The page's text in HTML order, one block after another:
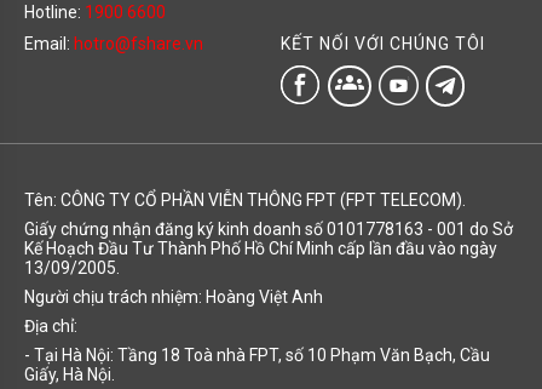
Hotline: 1900 6600
Email: hotro@fshare.vn KẾT NỐI VỚI CHÚNG TÔI
groups
Tên: CÔNG TY CỔ PHẦN VIỄN THÔNG FPT (FPT TELECOM).
Giấy chứng nhận đăng ký kinh doanh số 0101778163 - 001 do Sở
Kế Hoạch Đầu Tư Thành Phố Hồ Chí Minh cấp lần đầu vào ngày
13/09/2005.
Người chịu trách nhiệm: Hoàng Việt Anh
Địa chỉ:
- Tại Hà Nội: Tầng 18 Toà nhà FPT, số 10 Phạm Văn Bạch, Cầu
Giấy, Hà Nội.